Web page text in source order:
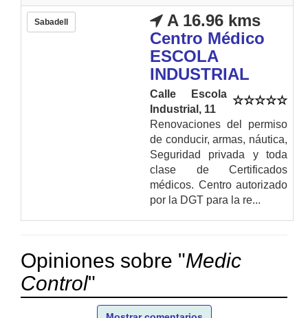
Sabadell
A 16.96 kms
Centro Médico
ESCOLA
INDUSTRIAL
Calle Escola
Industrial, 11
Renovaciones del permiso
de conducir, armas, náutica,
Seguridad privada y toda
clase de Certificados
médicos. Centro autorizado
por la DGT para la re...
Opiniones sobre "Medic
Control"